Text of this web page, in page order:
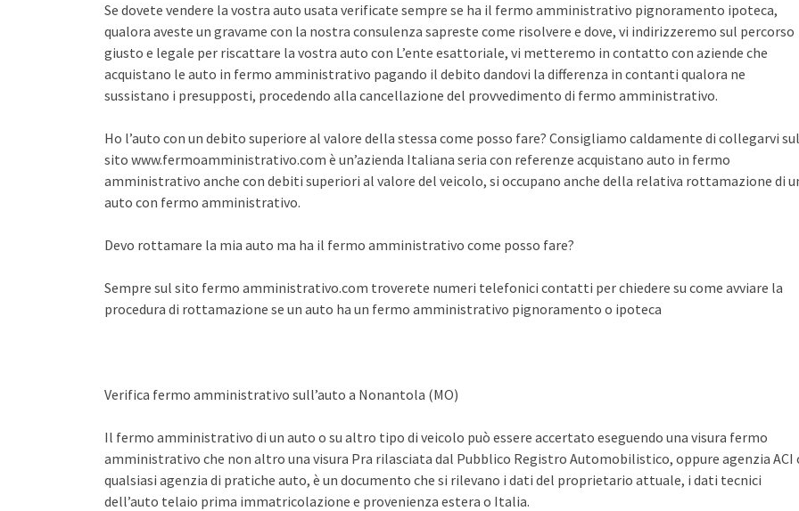
Se dovete vendere la vostra auto usata verificate sempre se ha il fermo amministrativo pignoramento ipoteca,
qualora aveste un gravame con la nostra consulenza sapreste come risolvere e dove, vi indirizzeremo sul percorso
giusto e legale per riscattare la vostra auto con L’ente esattoriale, vi metteremo in contatto con aziende che
acquistano le auto in fermo amministrativo pagando il debito dandovi la differenza in contanti qualora ne
sussistano i presupposti, procedendo alla cancellazione del provvedimento di fermo amministrativo.
Ho l’auto con un debito superiore al valore della stessa come posso fare? Consigliamo caldamente di collegarvi sul
sito www.fermoamministrativo.com è un’azienda Italiana seria con referenze acquistano auto in fermo
amministrativo anche con debiti superiori al valore del veicolo, si occupano anche della relativa rottamazione di
auto con fermo amministrativo.
Devo rottamare la mia auto ma ha il fermo amministrativo come posso fare?
Sempre sul sito fermo amministrativo.com troverete numeri telefonici contatti per chiedere su come avviare la
procedura di rottamazione se un auto ha un fermo amministrativo pignoramento o ipoteca
Verifica fermo amministrativo sull’auto a Nonantola (MO)
Il fermo amministrativo di un auto o su altro tipo di veicolo può essere accertato eseguendo una visura fermo
amministrativo che non altro una visura Pra rilasciata dal Pubblico Registro Automobilistico, oppure agenzia ACI
qualsiasi agenzia di pratiche auto, è un documento che si rilevano i dati del proprietario attuale, i dati tecnici
dell’auto telaio prima immatricolazione e provenienza estera o Italia.